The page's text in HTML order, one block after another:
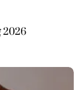
2026